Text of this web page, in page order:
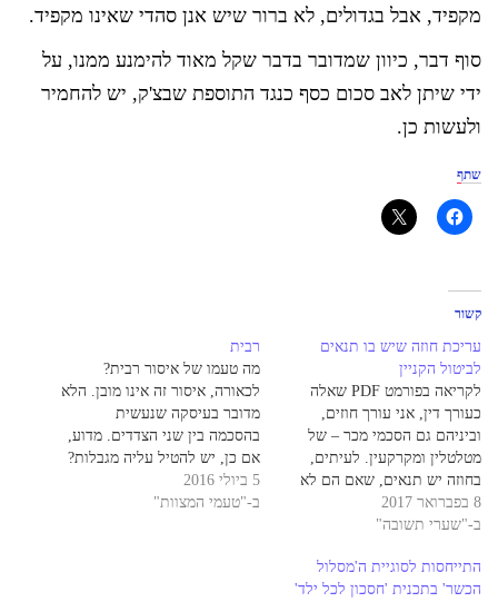
מקפיד, אבל בגדולים, לא ברור שיש אנן סהדי שאינו מקפיד.
סוף דבר, כיוון שמדובר בדבר שקל מאוד להימנע ממנו, על
ידי שיתן לאב סכום כסף כנגד התוספת שבצ'ק, יש להחמיר
ולעשות כן.
שתף
קשור
עריכת חוזה שיש בו תנאים
לביטול הקניין
לקריאה בפורמט PDF שאלה
כעורך דין, אני עורך חוזים,
וביניהם גם הסכמי מכר – של
מטלטלין ומקרקעין. לעיתים,
בחוזה יש תנאים, שאם הם לא
מתקיימים, מתבטלת העיסקה.
הרבה פעמים, הקונה מקבל את
מקדמה, ועוד בטרם שהתנאים
כולם התקיימו. לדוגמה: קונים
8 בפברואר 2017
ב-"שערי תשובה"
רבית
מה טעמו של איסור רבית?
לכאורה, איסור זה אינו מובן. הלא
מדובר בעיסקה שנעשית
בהסכמה בין שני הצדדים. מדוע,
אם כן, יש להטיל עליה מגבלות?
כיוון אחד עולה מדברי הגמרא
במסכת בבא מציעא (סא.).
5 ביולי 2016
ב-"טעמי המצוות"
התייחסות לסוגיית ה'מסלול
הכשר' בתכנית 'חסכון לכל ילד'